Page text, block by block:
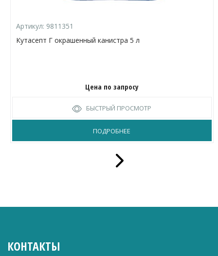
Артикул: 9811351
Кутасепт Г окрашенный канистра 5 л
Цена по запросу
БЫСТРЫЙ ПРОСМОТР
ПОДРОБНЕЕ
КОНТАКТЫ